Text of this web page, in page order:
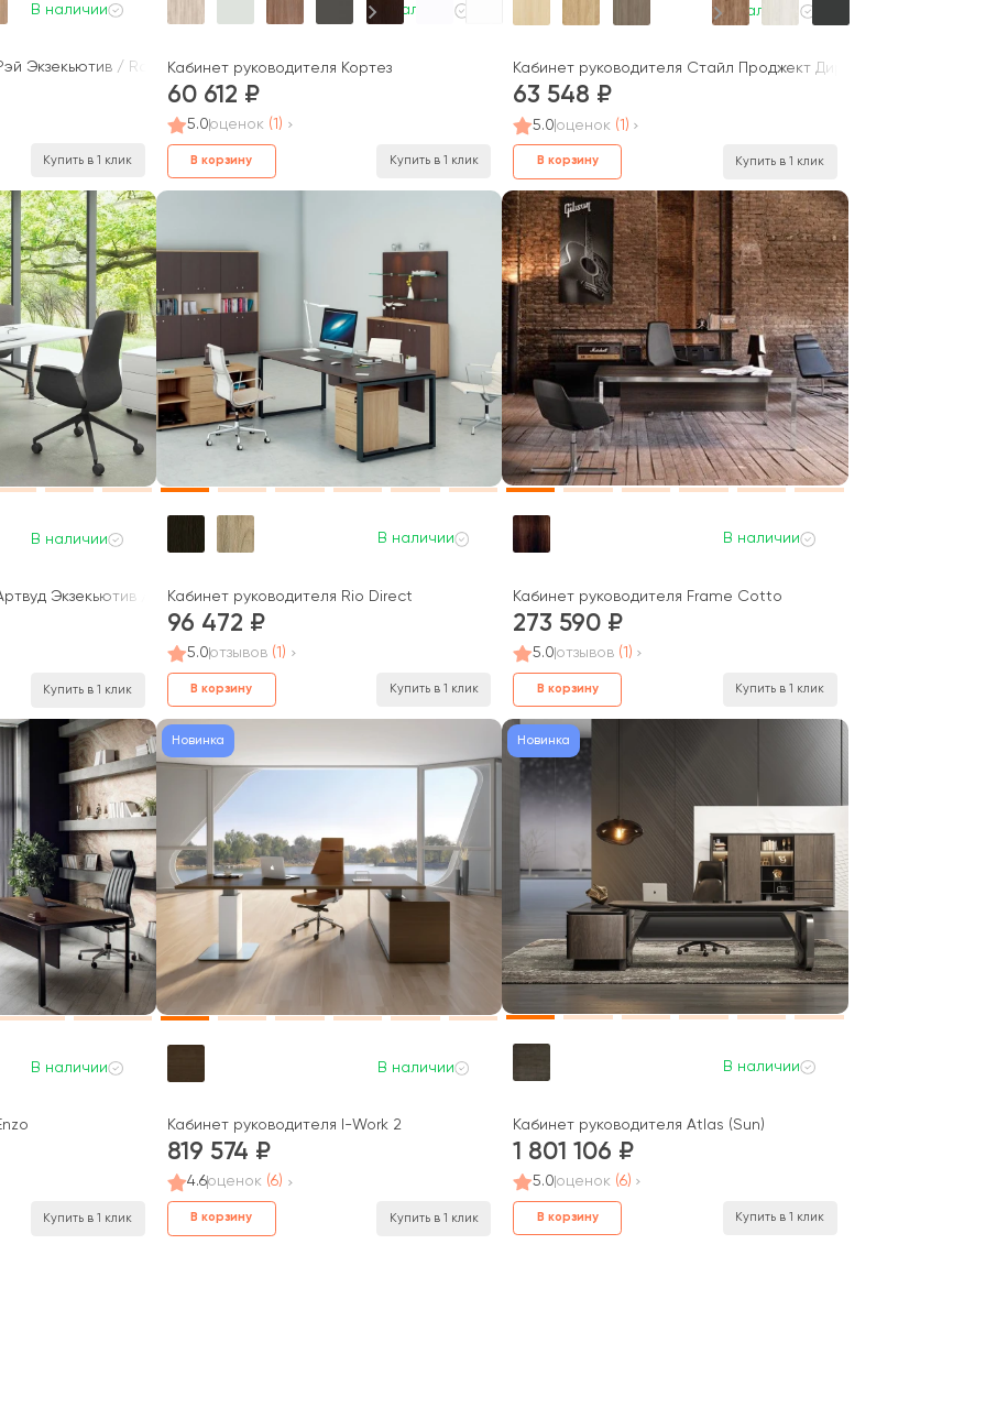
В наличии
Экзекьютив / Ray Executive
Купить в 1 клик
В наличии
Кабинет руководителя Кортез
60 612
5.0оценок (1)
В корзину Купить в 1 клик
В наличии
Кабинет руководителя Стайл Проджект Директ Люкс / Style
63 548
5.0 оценок (1)
В корзину Купить в 1 клик
В наличии
Экзекьютив / Artwood Executive
Купить в 1 клик
В наличии
Кабинет руководителя Rio Direct
96 472
5.0отзывов (1)
В корзину Купить в 1 клик
В наличии
Кабинет руководителя Frame Cotto
273 590
5.0 отзывов (1)
В корзину Купить в 1 клик
В наличии
Купить в 1 клик
Новинка
В наличии
Кабинет руководителя I-Work 2
819 574
4.6оценок (6)
В корзину Купить в 1 клик
Новинка
В наличии
Кабинет руководителя Atlas (Sun)
1 801 106
5.0оценок (6)
В корзину Купить в 1 клик